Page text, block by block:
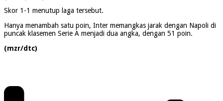
Skor 1-1 menutup laga tersebut.
Hanya menambah satu poin, Inter memangkas jarak dengan Napoli di
puncak klasemen Serie A menjadi dua angka, dengan 51 poin.
(mzr/dtc)